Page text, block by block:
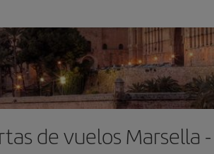
de vuelos Marsella